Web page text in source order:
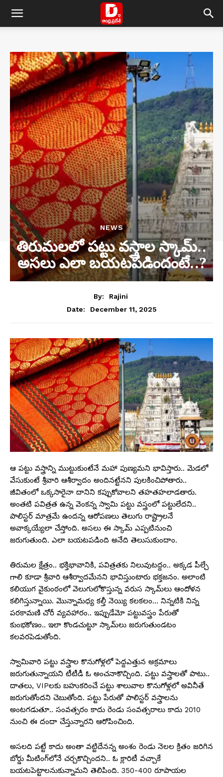
NEWS
తిరుమలలో పట్టు వస్త్రాల స్కామ్..
అసలు ఎలా బయటపడిందంటే..?
By:
Rajini
Date:
December 11, 2025
ఆ పట్టు వస్త్రాన్ని ముట్టుకుంటేనే మహా పుణ్యమని భావిస్తారు.. మెడలో
వేసుకుంటే శ్రీవారి ఆశీర్వాదం అందినట్టేనని పులకించిపోతారు..
జీవితంలో ఒక్కసారైనా దానిని కప్పుకోవాలని తహతహలాడతారు.
అంతటి పవిత్రత ఉన్న వెంకన్న స్వామి పట్టు వస్త్రంలో పట్టులేదని..
పాలిస్టర్‌ మాత్రమే ఉందన్న ఆరోపణలు తెలుగు రాష్ట్రాలనే
అవాక్కయ్యేలా చేస్తోంది. అసలు ఈ స్కామ్ ఎప్పటినుంచి
జరుగుతుంది. ఎలా బయటపడింది అనేది తెలుసుకుందాం.
తిరుమల క్షేత్రం.. భక్తిభావానికి, పవిత్రతకు నిలువుటద్దం.. అక్కడ పీల్చే
గాలి కూడా శ్రీవారి ఆశీర్వాదమేనని భావిస్తుంటారు భక్తజనం. అలాంటి
కలియుగ వైకుంఠంలో వెలుగులోకొస్తున్న వరుస స్కామ్‌లు ఆందోళన
కలిగిస్తున్నాయి. మొన్నామధ్య కల్తీ నెయ్యి కలకలం… నిన్నటికి నిన్న
పరకామణి చోరీ వ్యవహారం.. ఇప్పుడేమో పట్టువస్త్రం పేరుతో
కుంభకోణం.. ఇలా కొండచుట్టూ స్కామ్‌లు జరుగుతుండటం
కలవరపెడుతోంది.
స్వామివారి పట్టు వస్త్రాల కొనుగోళ్లలో పెద్దఎత్తున అక్రమాలు
జరుగుతున్నాయని టీటీడీ ఓ అంచనాకొచ్చింది. పట్టు వస్త్రాలతో పాటు..
దాతలు, VIPలకు బహుకరించే పట్టు శాలువాల కొనుగోళ్లలో అవినీతే
జరుగుతోందని చెబుతోంది. పట్టు పేరుతో పాలిస్టర్ వస్త్రాలను
అంటగడుతూ.. సంవత్సరం కాదు రెండు సంవత్సరాలు కాదు 2010
నుంచి ఈ దందా చేస్తున్నారని ఆరోపించింది.
అసలది పట్టే కాదు అంతా వట్టిదేనన్న అంశం రెండు నెలల క్రితం జరిగిన
బోర్డు మీటింగ్‌లోనే చర్చకొచ్చిందని.. ఓ క్లారిటీ వచ్చాకే
బయటపెట్టాలనుకున్నామని తెలిపింది. 350-400 రూపాయల